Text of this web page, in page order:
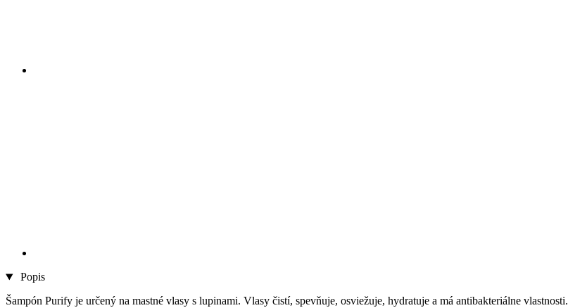
Popis
Šampón Purify je určený na mastné vlasy s lupinami. Vlasy čistí, spevňuje, osviežuje, hydratuje a má antibakteriálne vlastnosti.